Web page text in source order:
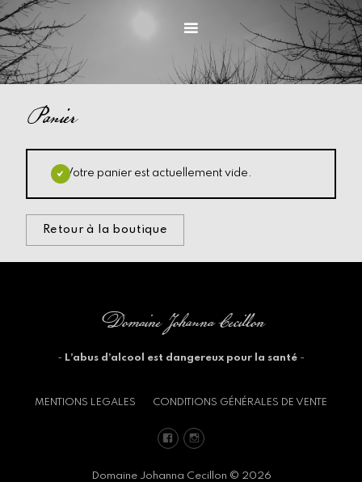
Accéder
au
contenu
principal
Menu
Panier
Votre panier est actuellement vide.
Retour à la boutique
Domaine Johanna Cecillon
- L’abus d’alcool est dangereux pour la santé -
MENTIONS LEGALES CONDITIONS GÉNÉRALES DE VENTE
FacebookInstagram
Domaine Johanna Cecillon © 2026